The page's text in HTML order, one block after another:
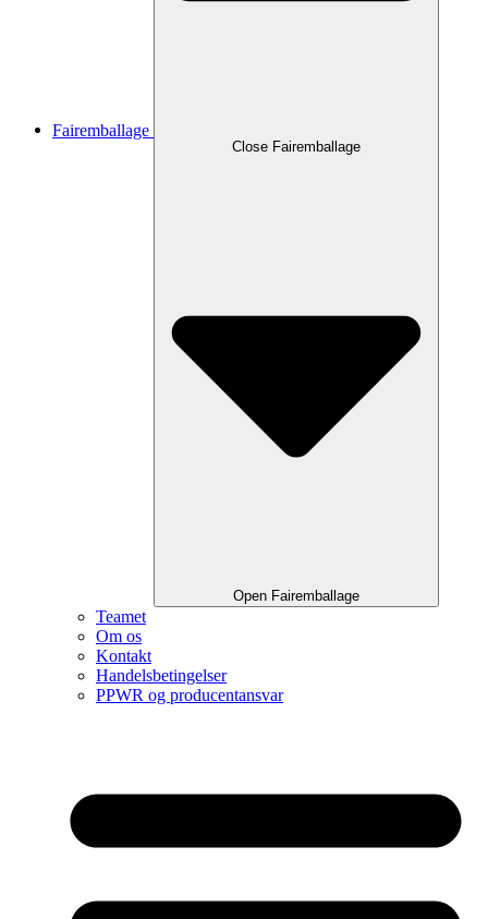
Fairemballage
Close Fairemballage
Open Fairemballage
Teamet
Om os
Kontakt
Handelsbetingelser
PPWR og producentansvar